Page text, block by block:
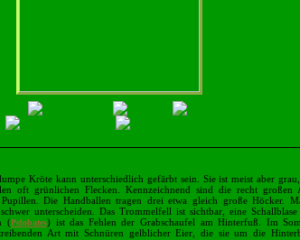
Kröte kann unterschiedlich gefärbt sein. Sie ist meist aber
oft grünlichen Flecken. Kennzeichnend sind die recht großen
Die Handballen tragen drei etwa gleich große Höcker.
unterscheiden. Das Trommelfell ist sichtbar, eine
(Pelobates) ist das Fehlen der Grabschaufel am Hinterfuß. Im
Art mit Schnüren gelblicher Eier, die sie um die